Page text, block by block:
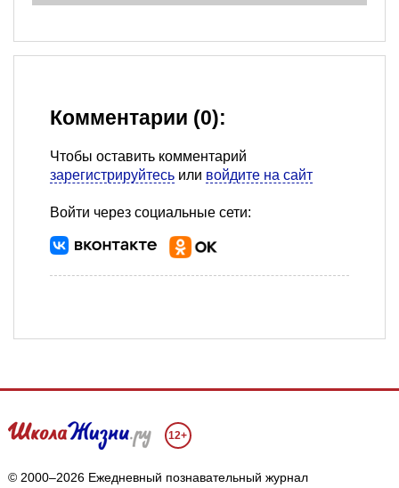
Комментарии (0):
Чтобы оставить комментарий
зарегистрируйтесь или войдите на сайт
Войти через социальные сети:
12+
© 2000–2026 Ежедневный познавательный журнал